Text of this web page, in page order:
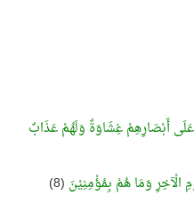
أَبْصَارِهِمْ غِشَاوَةٌ وَلَهُمْ عَذَابٌ
الْآخِرِ وَمَا هُمْ بِمُؤْمِنِيْنَ
(8)